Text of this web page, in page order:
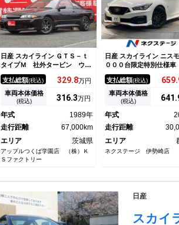
日産 スカイライン ＧＴＳ－ｔ
タイプＭ 社外タービン ウエ
ストゲート ファイナルスピー
ド１７インチＡＷ 前置きイン
タークーラー 社外マフラー
ＢＬＩＴＺエアクリーナー タ
支払総額(税込) 329.8万円
車両本体価格
(税込) 316.3万円
年式
1989年
走行距離
67,000km
エリア
茨城県
アップルつくば学園店 （株）Ｋ
Ｓファクトリー
日産 スカイライン ニス
０００台限定特別仕様
ルーフ ＢＯＳＥサウン
テム ＥＮＫＥＩ製純正
ンチアルミホイール 専
ーニングコンピュータ
ッサンコネクトナビ
支払総額(税込) 659.
車両本体価格
(税込) 641.
年式
走行距離
エリア
ネクステージ 伊勢崎店
日産